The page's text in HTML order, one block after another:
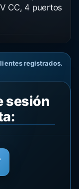
CC, 4 puertos
registrados.
sesión